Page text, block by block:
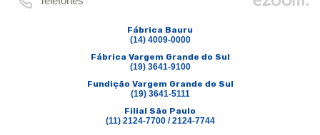
Fábrica Bauru
(14) 4009-0000
Fábrica Vargem Grande do Sul
(19) 3641-9100
Fundição Vargem Grande do Sul
(19) 3641-5111
Filial São Paulo
(11) 2124-7700 / 2124-7744